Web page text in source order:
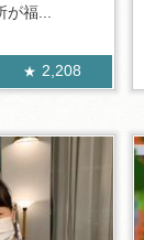
福...
2,208